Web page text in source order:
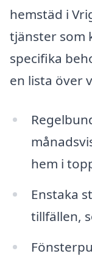
hemstäd i
tjänster som
specifika
en lista över
hem i
Enstaka
tillfällen,